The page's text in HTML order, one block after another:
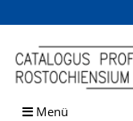
Browsen
direkt zum Inhalt
Menü